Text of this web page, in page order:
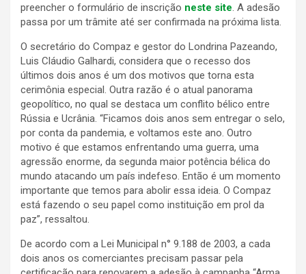
preencher o formulário de inscrição neste site. A adesão
passa por um trâmite até ser confirmada na próxima lista.
O secretário do Compaz e gestor do Londrina Pazeando,
Luis Cláudio Galhardi, considera que o recesso dos
últimos dois anos é um dos motivos que torna esta
cerimônia especial. Outra razão é o atual panorama
geopolítico, no qual se destaca um conflito bélico entre
Rússia e Ucrânia. “Ficamos dois anos sem entregar o selo,
por conta da pandemia, e voltamos este ano. Outro
motivo é que estamos enfrentando uma guerra, uma
agressão enorme, da segunda maior potência bélica do
mundo atacando um país indefeso. Então é um momento
importante que temos para abolir essa ideia. O Compaz
está fazendo o seu papel como instituição em prol da
paz”, ressaltou.
De acordo com a Lei Municipal n° 9.188 de 2003, a cada
dois anos os comerciantes precisam passar pela